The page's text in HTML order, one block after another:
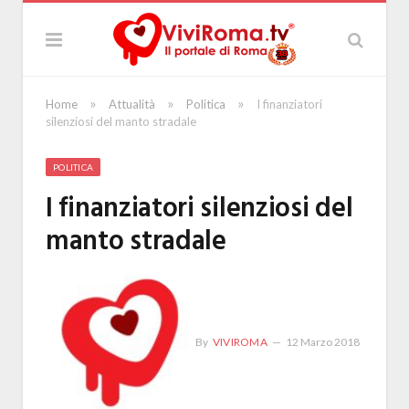
Home » Attualità » Politica »
I finanziatori
silenziosi del manto stradale
POLITICA
I finanziatori silenziosi del
manto stradale
By VIVIROMA 12 Marzo 2018